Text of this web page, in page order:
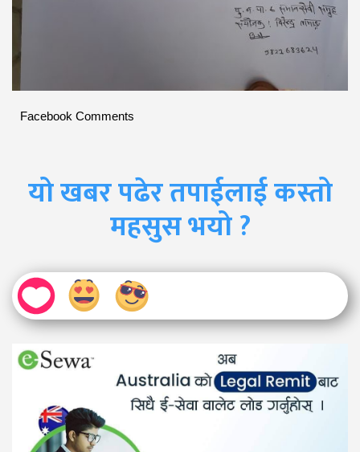
Facebook Comments
यो खबर पढेर तपाईलाई कस्तो
महसुस भयो ?